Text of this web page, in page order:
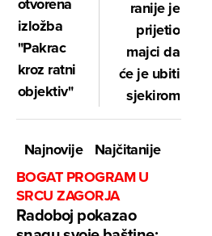
izložba
"Pakrac
kroz ratni
objektiv"
ranije je
prijetio
majci da
će je ubiti
sjekirom
Najnovije
Najčitanije
BOGAT PROGRAM U
SRCU ZAGORJA
Radoboj pokazao